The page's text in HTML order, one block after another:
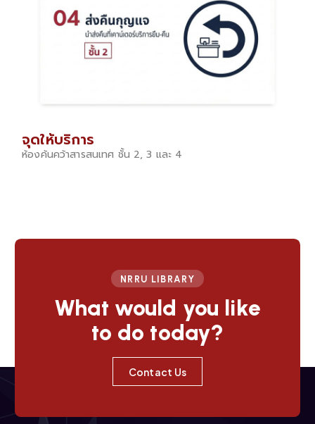
จุดให้บริการ
ห้องค้นคว้าสารสนเทศ ชั้น 2, 3 และ 4
NRRU LIBRARY
What would you like
to do today?
Contact Us